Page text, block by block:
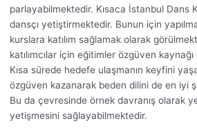
parlayabilmektedir. Kısaca İstanbul Dans
dansçı yetiştirmektedir. Bunun için
kurslara katılım sağlamak olarak
katılımcılar için eğitimler özgüven
Kısa sürede hedefe ulaşmanın keyfini
özgüven kazanarak beden dilini de en iyi
Bu da çevresinde örnek davranış olarak
yetişmesini sağlayabilmektedir.